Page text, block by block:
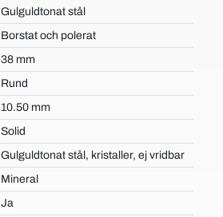
Gulguldtonat stål
Borstat och polerat
38 mm
Rund
10.50 mm
Solid
Gulguldtonat stål, kristaller, ej vridbar
Mineral
Ja